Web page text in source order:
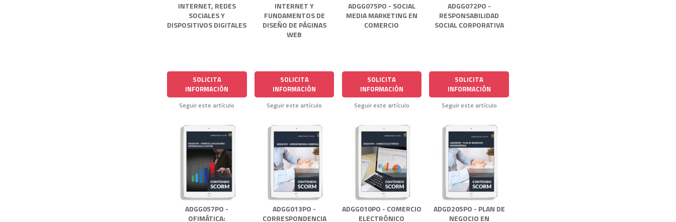
INTERNET, REDES
SOCIALES Y
DISPOSITIVOS DIGITALES
SOLICITA
INFORMACIÓN
Seguir este artículo
INTERNET Y
FUNDAMENTOS DE
DISEÑO DE PÁGINAS
WEB
SOLICITA
INFORMACIÓN
Seguir este artículo
ADGG075PO - SOCIAL
MEDIA MARKETING EN
COMERCIO
SOLICITA
INFORMACIÓN
Seguir este artículo
ADGG072PO -
RESPONSABILIDAD
SOCIAL CORPORATIVA
SOLICITA
INFORMACIÓN
Seguir este artículo
ADGG057PO -
OFIMÁTICA:
ADGG013PO -
CORRESPONDENCIA
ADGG010PO - COMERCIO
ELECTRÓNICO
ADGD205PO - PLAN DE
NEGOCIO EN